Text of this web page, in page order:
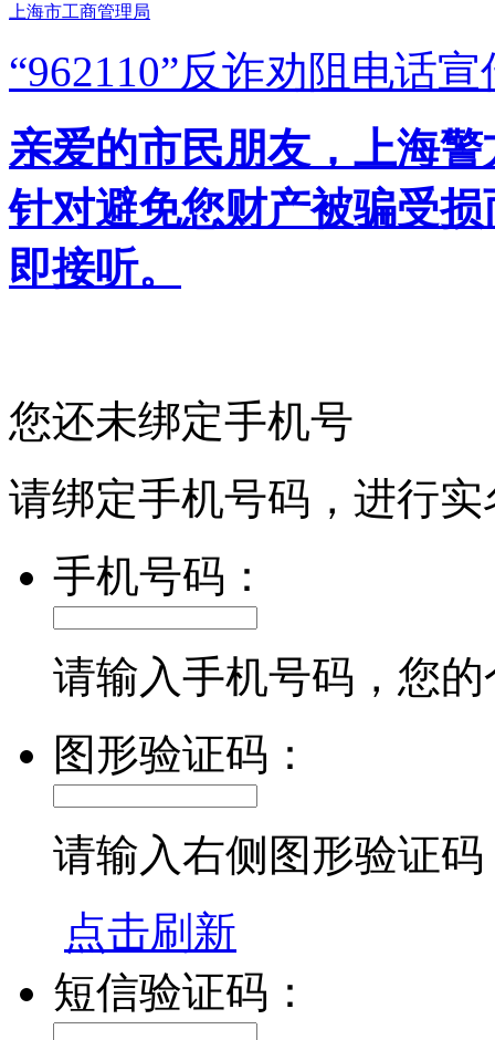
上海市工商管理局
“962110”反诈劝阻电话宣
亲爱的市民朋友，上海
针对避免您财产被骗受
即接听。
您还未绑定手机号
请绑定手机号码，进行
手机号码：
请输入手机号码，您
图形验证码：
请输入右侧图形验证码
点击刷新
短信验证码：